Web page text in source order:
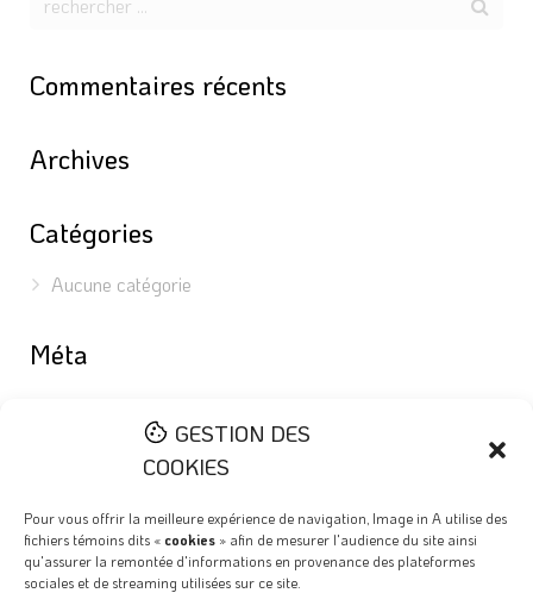
GESTION DES
COOKIES
Pour vous offrir la meilleure expérience de navigation, Image in A utilise des
fichiers témoins dits « cookies » afin de mesurer l'audience du site ainsi
qu'assurer la remontée d'informations en provenance des plateformes
sociales et de streaming utilisées sur ce site.
Commentaires récents
Archives
Catégories
Aucune catégorie
Méta
Flux des publications
Site de WordPress-FR